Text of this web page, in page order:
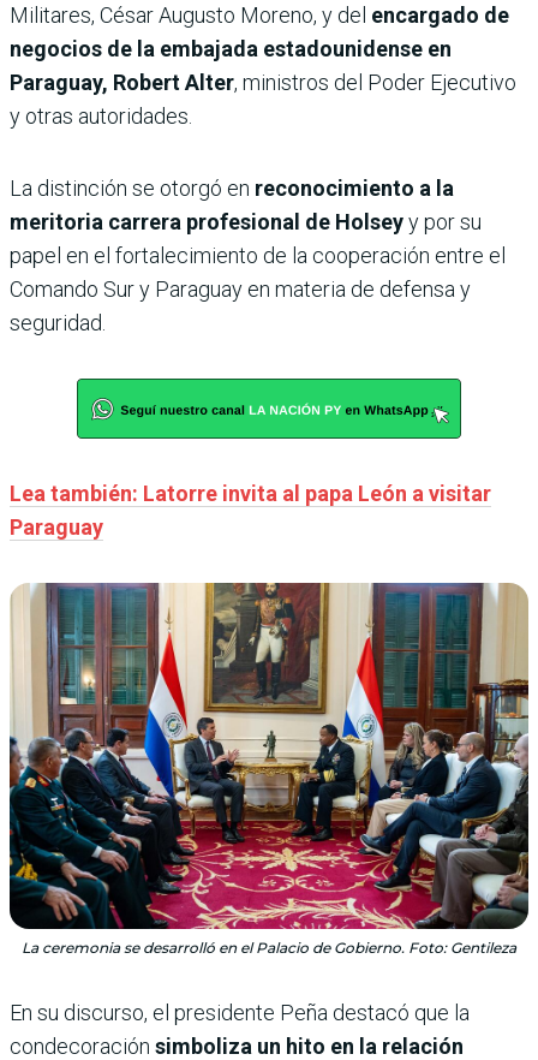
Militares, César Augusto Moreno, y del encargado de
negocios de la embajada estadounidense en
Paraguay, Robert Alter, ministros del Poder Ejecutivo
y otras autoridades.
La distinción se otorgó en reconocimiento a la
meritoria carrera profesional de Holseyy por su
papel en el fortalecimiento de la cooperación entre el
Comando Sur y Paraguay en materia de defensa y
seguridad.
Lea también: Latorre invita al papa León a visitar
Paraguay
La ceremonia se desarrolló en el Palacio de Gobierno. Foto: Gentileza
En su discurso, el presidente Peña destacó que la
condecoración simboliza un hito en la relación